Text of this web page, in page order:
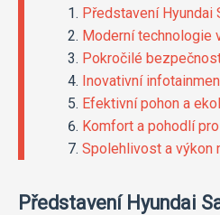
Představení Hyundai
Moderní technologie
Pokročilé
Inovativní
Efektivní pohon a
Komfort a pohodlí
Spolehlivost a výkon
Představení Hyundai